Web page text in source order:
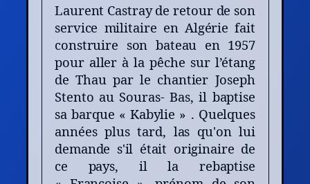
Laurent Castray de retour de son
service militaire en Algérie fait
construire son bateau en 1957
pour aller à la pêche sur l’étang
de Thau par le chantier Joseph
Stento au Souras- Bas, il baptise
sa barque « Kabylie » . Quelques
années plus tard, las qu'on lui
demande s'il était originaire de
ce pays, il la rebaptise